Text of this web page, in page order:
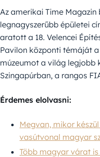
Az amerikai Time
legnagyszerűbb épületei
aratott a 18. Velencei
Pavilon központi témáját
múzeumot a világ legjobb
Szingapúrban, a rangos
Érdemes elolvasni:
Megvan, mikor
vasútvonal magyar
Több magyar várat